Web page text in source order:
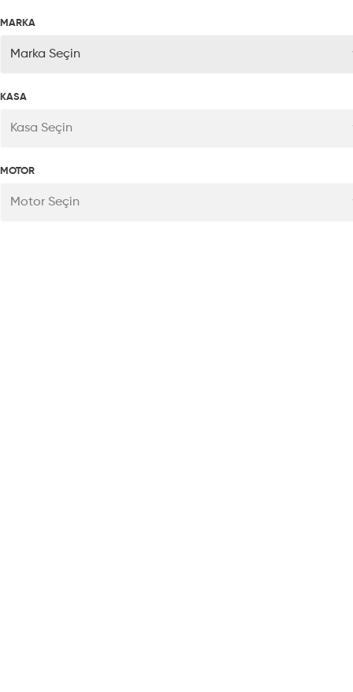
MARKA
Marka Seçin
KASA
Kasa Seçin
MOTOR
Motor Seçin